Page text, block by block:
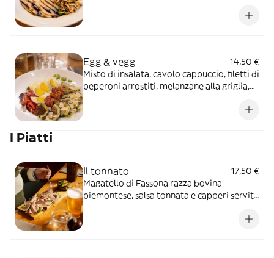
Egg & vegg
14,50 €
Misto di insalata, cavolo cappuccio, filetti di
peperoni arrostiti, melanzane alla griglia,
I Piatti
Il tonnato
17,50 €
Magatello di Fassona razza bovina
piemontese, salsa tonnata e capperi servito